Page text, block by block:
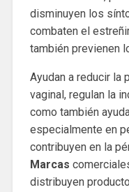
disminuyen los
combaten el
también previenen
Ayudan a reducir la
vaginal, regulan la
como también
especialmente en
contribuyen en la
Marcas
distribuyen